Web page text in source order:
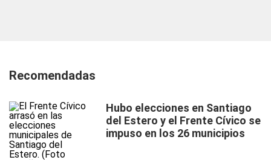
Recomendadas
Hubo elecciones en Santiago
del Estero y el Frente Cívico se
impuso en los 26 municipios